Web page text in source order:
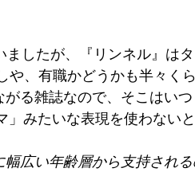
したが、『リンネル』は
や、有職かどうかも半々く
る雑誌なので、そこはいつ
みたいな表現を使わないと
広い年齢層から支持され